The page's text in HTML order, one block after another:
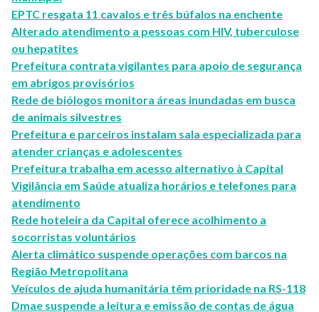
EPTC resgata 11 cavalos e três búfalos na enchente
Alterado atendimento a pessoas com HIV, tuberculose
ou hepatites
Prefeitura contrata vigilantes para apoio de segurança
em abrigos provisórios
Rede de biólogos monitora áreas inundadas em busca
de animais silvestres
Prefeitura e parceiros instalam sala especializada para
atender crianças e adolescentes
Prefeitura trabalha em acesso alternativo à Capital
Vigilância em Saúde atualiza horários e telefones para
atendimento
Rede hoteleira da Capital oferece acolhimento a
socorristas voluntários
Alerta climático suspende operações com barcos na
Região Metropolitana
Veículos de ajuda humanitária têm prioridade na RS-118
Dmae suspende a leitura e emissão de contas de água